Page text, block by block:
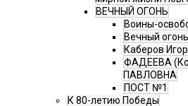
ВЕЧНЫЙ ОГОНЬ
Воины-
Вечный
Каберов
ФАДЕЕВА
ПАВЛОВНА
ПОСТ №1
К 80-летию Победы